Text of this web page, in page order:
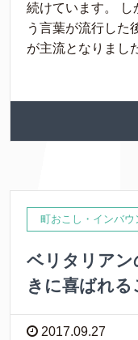
続けています。 し
う言葉が流行した
が主流となりまし
町おこし・インバウ
ベリタリアン
きに喜ばれる
2017.09.27